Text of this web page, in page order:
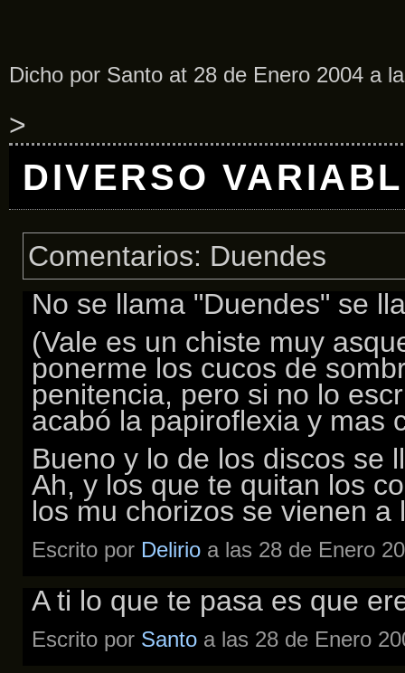
Dicho por Santo at 28 de Enero 2004 a
>
DIVERSO
Comentarios: Duendes
No se llama "Duendes" se
(Vale es un chiste muy
ponerme los cucos de
penitencia, pero si no lo
acabó la papiroflexia y mas
Bueno y lo de los discos se
Ah, y los que te quitan los
los mu chorizos se vienen a
Escrito por Delirio a las 28 de Enero
A ti lo que te pasa es que
Escrito por Santo a las 28 de Enero